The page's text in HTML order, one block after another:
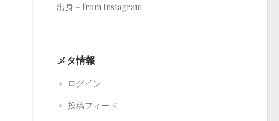
出身 – from Instagram
メタ情報
ログイン
投稿フィード